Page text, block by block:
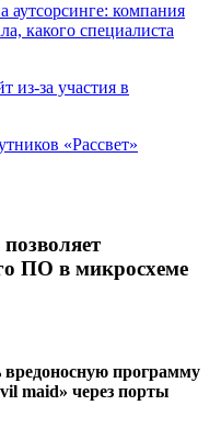
аутсорсинге: компания
какого специалиста
из-за участия в
«Рассвет»
ПО в микросхеме
программу
maid» через порты